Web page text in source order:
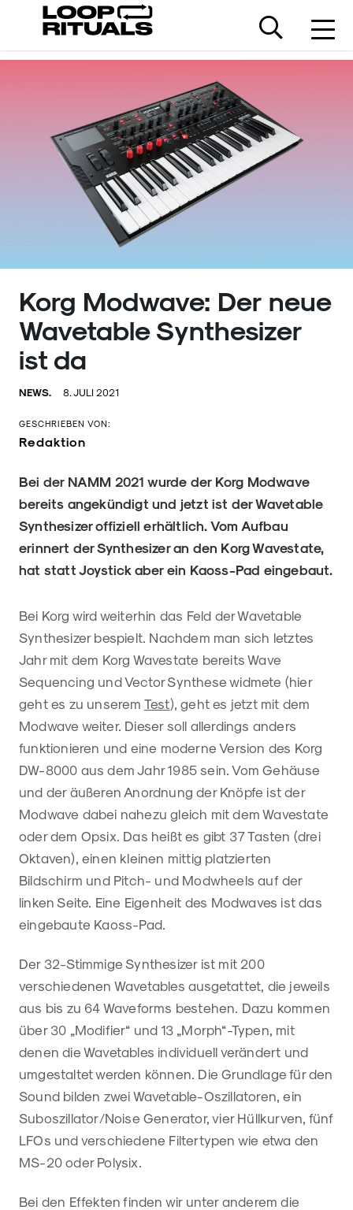
Korg Modwave: Der neue
Wavetable Synthesizer
ist da
NEWS. 8. JULI 2021
GESCHRIEBEN VON:
Redaktion
Bei der NAMM 2021 wurde der Korg Modwave
bereits angekündigt und jetzt ist der Wavetable
Synthesizer offiziell erhältlich. Vom Aufbau
erinnert der Synthesizer an den Korg Wavestate,
hat statt Joystick aber ein Kaoss-Pad eingebaut.
Bei Korg wird weiterhin das Feld der Wavetable
Synthesizer bespielt. Nachdem man sich letztes
Jahr mit dem Korg Wavestate bereits Wave
Sequencing und Vector Synthese widmete (hier
geht es zu unserem Test), geht es jetzt mit dem
Modwave weiter. Dieser soll allerdings anders
funktionieren und eine moderne Version des Korg
DW-8000 aus dem Jahr 1985 sein. Vom Gehäuse
und der äußeren Anordnung der Knöpfe ist der
Modwave dabei nahezu gleich mit dem Wavestate
oder dem Opsix. Das heißt es gibt 37 Tasten (drei
Oktaven), einen kleinen mittig platzierten
Bildschirm und Pitch- und Modwheels auf der
linken Seite. Eine Eigenheit des Modwaves ist das
eingebaute Kaoss-Pad.
Der 32-Stimmige Synthesizer ist mit 200
verschiedenen Wavetables ausgetattet, die jeweils
aus bis zu 64 Waveforms bestehen. Dazu kommen
über 30 „Modifier“ und 13 „Morph“-Typen, mit
denen die Wavetables individuell verändert und
umgestaltet werden können. Die Grundlage für den
Sound bilden zwei Wavetable-Oszillatoren, ein
Suboszillator/Noise Generator, vier Hüllkurven, fünf
LFOs und verschiedene Filtertypen wie etwa den
MS-20 oder Polysix.
Bei den Effekten finden wir unter anderem die